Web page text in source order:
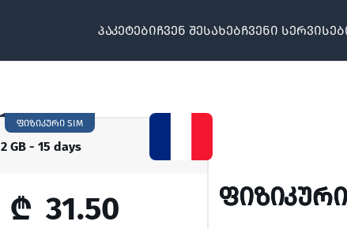
პაკეტებიჩვენ შესახებჩვენი
2 GB - 15 days
ფიზიკური SIM
₾ 31.50